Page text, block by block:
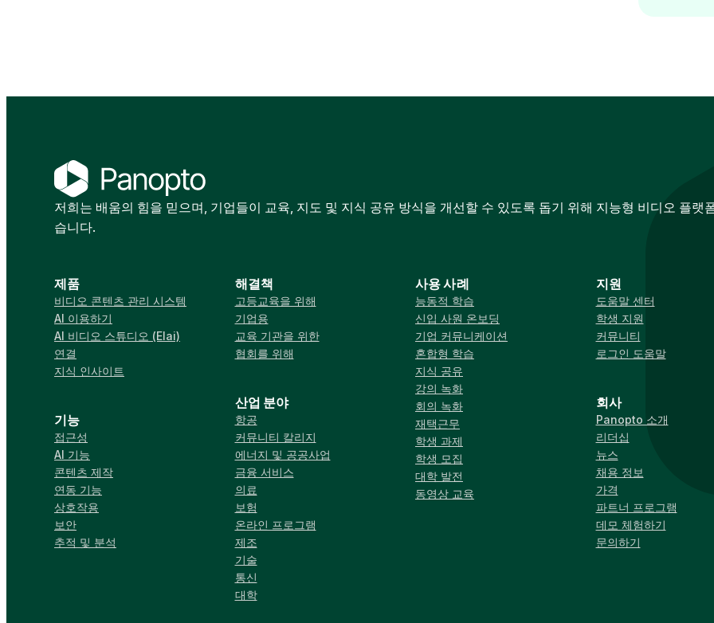
저희는 배움의 힘을 믿으며, 기업들이 교육, 지도 및 지식 공유 방식을 개선할 수 있도록 돕기 위해 지능형 비디오 플랫
습니다.
제품
비디오 콘텐츠 관리 시스템
AI 이용하기
AI 비디오 스튜디오 (Elai)
연결
지식 인사이트
기능
접근성
AI 기능
콘텐츠 제작
연동 기능
상호작용
보안
추적 및 분석
해결책
고등교육을 위해
기업용
교육 기관을 위한
협회를 위해
산업 분야
항공
커뮤니티 칼리지
에너지 및 공공사업
금융 서비스
의료
보험
온라인 프로그램
제조
기술
통신
대학
사용 사례
능동적 학습
신입 사원 온보딩
기업 커뮤니케이션
혼합형 학습
지식 공유
강의 녹화
회의 녹화
재택근무
학생 과제
학생 모집
대학 발전
동영상 교육
지원
도움말 센터
학생 지원
커뮤니티
로그인 도움말
회사
Panopto 소개
리더십
뉴스
채용 정보
가격
파트너 프로그램
데모 체험하기
문의하기